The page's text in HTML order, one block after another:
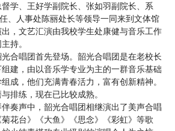
学、王好学副院长、张如羽副院长、系
、人事处陈丽处长等领导一同来到文体馆
，文艺汇演由我校学生处康健与音乐工作
持。
唱团首先登场。韶光合唱团是在老校长
建，由以音乐学专业为主的一群音乐基础
成，他们充满青春活力，富有创新精神。
排练，现在已比较成熟。
声中，韶光合唱团相继演出了美声合唱
菊花台》《大鱼》《思念》《彩虹》等歌